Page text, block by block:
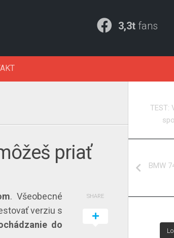
3,3t fans
priať
. Všeobecné
verziu s
do
SHARE
TEST:
BMW